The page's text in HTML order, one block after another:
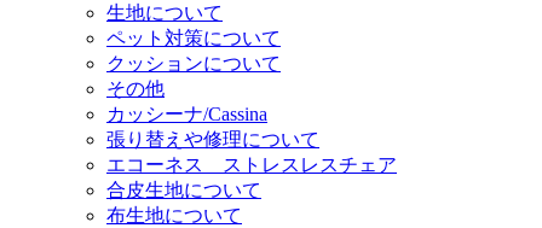
生地について
ペット対策について
クッションについて
その他
カッシーナ/Cassina
張り替えや修理について
エコーネス ストレスレスチェア
合皮生地について
布生地について